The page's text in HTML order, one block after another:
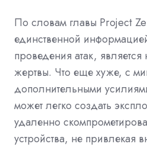
По словам главы Project
единственной
проведения атак,
жертвы. Что еще хуже, с
дополнительными
может легко создать
удаленно
устройства, не привлекая